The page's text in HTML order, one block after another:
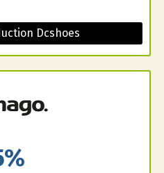
Dcshoes